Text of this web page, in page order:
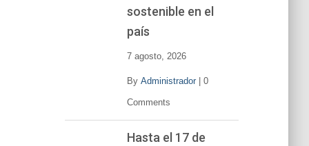
sostenible en el
país
7 agosto, 2026
By Administrador| 0
Comments
Hasta el 17 de